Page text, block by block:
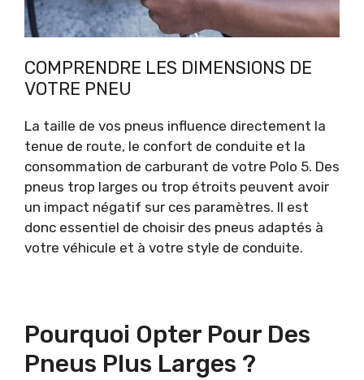
COMPRENDRE LES DIMENSIONS DE
VOTRE PNEU
La taille de vos pneus influence directement la
tenue de route, le confort de conduite et la
consommation de carburant de votre Polo 5. Des
pneus trop larges ou trop étroits peuvent avoir
un impact négatif sur ces paramètres. Il est
donc essentiel de choisir des pneus adaptés à
votre véhicule et à votre style de conduite.
Pourquoi Opter Pour Des
Pneus Plus Larges ?